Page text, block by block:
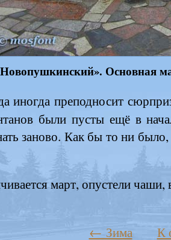
Основная
иногда преподносит
были пусты ещё в
заново. Как бы то ни
март, опустели
← Зима К